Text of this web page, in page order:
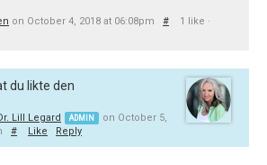
on October 4, 2018 at 06:08pm #
1 like ·
du likte den
Lill Legard ADMIN
on October 5,
# Like Reply